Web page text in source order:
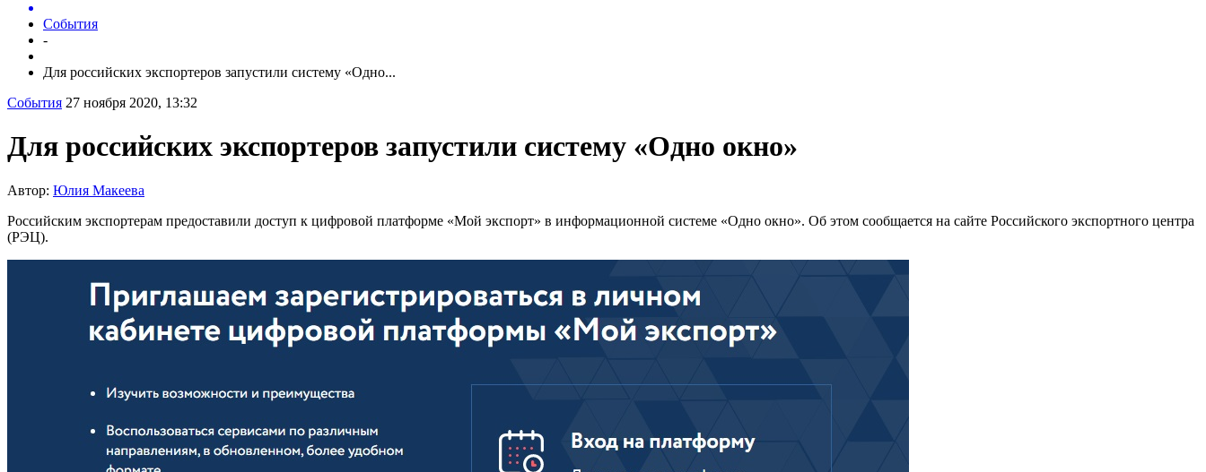
События
-
Для российских экспортеров запустили систему «Одно...
События 27 ноября 2020, 13:32
Для российских экспортеров запустили систему «Одно окно»
Автор: Юлия Макеева
Российским экспортерам предоставили доступ к цифровой платформе «Мой экспорт» в информационной системе «Одно окно». Об этом сообщается на сайте Российского экспортного центра
(РЭЦ).